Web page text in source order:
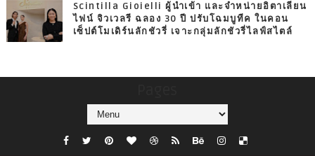
Scintilla Gioielli ผู้นำเข้า และจำหน่ายอิตาเลียน
ไฟน์ จิวเวลรี ฉลอง 30 ปี ปรับโฉมบูทีค ในคอน
เซ็ปต์โมเดิร์นลักชัวรี่ เจาะกลุ่มลักชัวรี่ไลฟ์สไตล์